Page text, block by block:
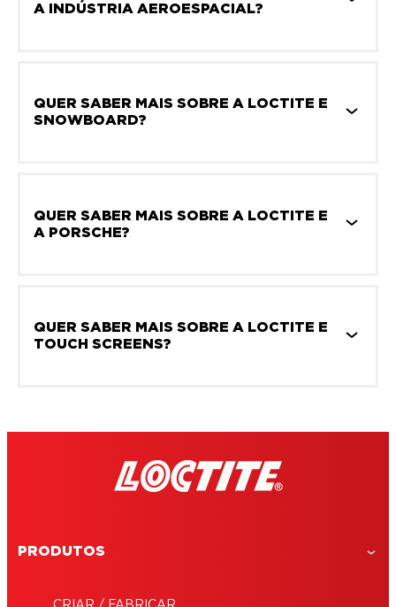
A INDÚSTRIA AEROESPACIAL?
QUER SABER MAIS SOBRE A LOCTITE E
SNOWBOARD?
QUER SABER MAIS SOBRE A LOCTITE E
A PORSCHE?
QUER SABER MAIS SOBRE A LOCTITE E
TOUCH SCREENS?
PRODUTOS